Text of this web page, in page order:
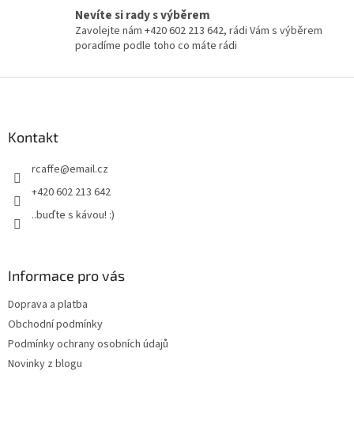
Nevíte si rady s výběrem
Zavolejte nám +420 602 213 642, rádi Vám s výběrem
poradíme podle toho co máte rádi
Kontakt
rcaffe@email.cz
+420 602 213 642
..buďte s kávou! :)
Informace pro vás
Doprava a platba
Obchodní podmínky
Podmínky ochrany osobních údajů
Novinky z blogu